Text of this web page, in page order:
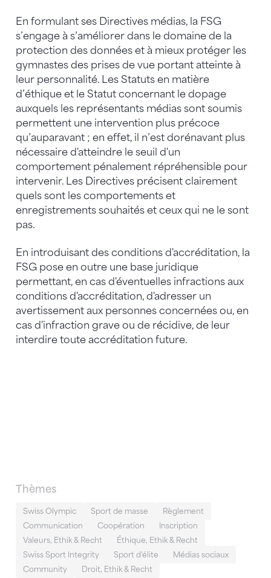
En formulant ses Directives médias, la FSG
s’engage à s’améliorer dans le domaine de la
protection des données et à mieux protéger les
gymnastes des prises de vue portant atteinte à
leur personnalité. Les Statuts en matière
d’éthique et le Statut concernant le dopage
auxquels les représentants médias sont soumis
permettent une intervention plus précoce
qu’auparavant ; en effet, il n’est dorénavant plus
nécessaire d'atteindre le seuil d'un
comportement pénalement répréhensible pour
intervenir. Les Directives précisent clairement
quels sont les comportements et
enregistrements souhaités et ceux qui ne le sont
pas.
En introduisant des conditions d'accréditation, la
FSG pose en outre une base juridique
permettant, en cas d'éventuelles infractions aux
conditions d'accréditation, d'adresser un
avertissement aux personnes concernées ou, en
cas d'infraction grave ou de récidive, de leur
interdire toute accréditation future.
Thèmes
Swiss Olympic Sport de masse
Règlement
Communication
Coopération
Inscription
Valeurs, Ethik & Recht
Éthique, Ethik & Recht
Swiss Sport Integrity
Sport d'élite
Médias sociaux
Community
Droit, Ethik & Recht